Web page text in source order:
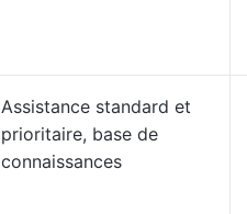
Assistance standard et
prioritaire, base de
connaissances